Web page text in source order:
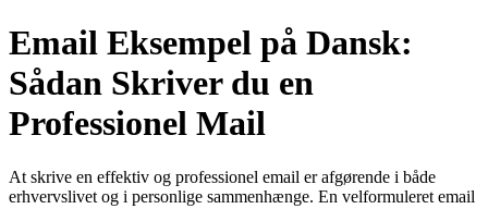
Email Eksempel på Dansk:
Sådan Skriver du en
Professionel Mail
At skrive en effektiv og professionel email er afgørende i både
erhvervslivet og i personlige sammenhænge. En velformuleret email